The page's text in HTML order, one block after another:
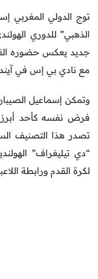
توج الدولي المغربي
الذهبي” للدوري
جديد يعكس حضوره
مع نادي بي إس في
فرض نفسه كأحد أبرز
تصدر هذا التصنيف
“دي تيليغراف”
لكرة القدم ورابطة